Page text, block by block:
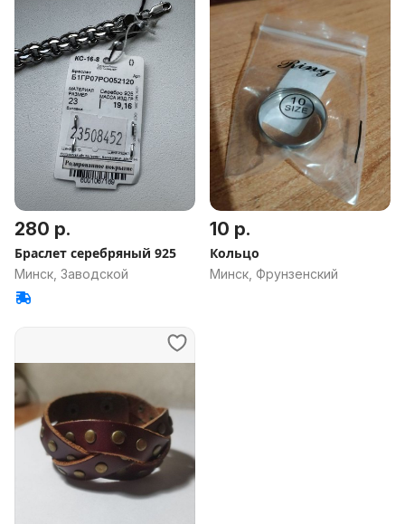
280 р.
Браслет серебряный 925
Минск, Заводской
10 р.
Кольцо
Минск, Фрунзенский